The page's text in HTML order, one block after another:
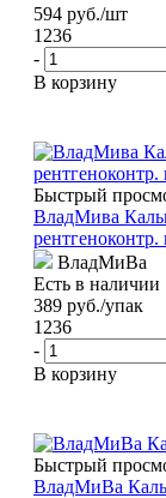
594 руб./шт
1236
-
В корзину
Быстрый
ВладМива
рентгеноконтр.
ВладМиВа
Есть в наличии
389 руб./упак
1236
-
В корзину
Быстрый
ВладМиВа